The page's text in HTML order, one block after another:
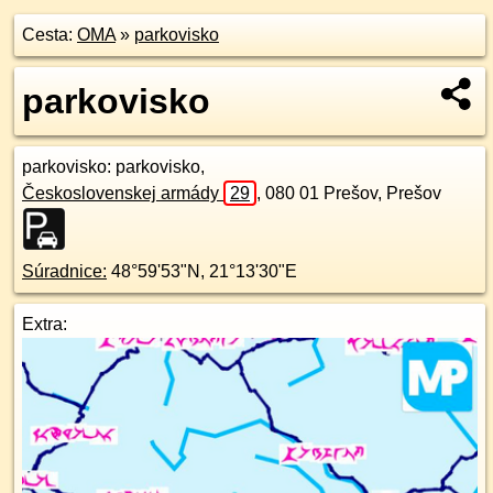
Cesta: OMA» parkovisko
parkovisko
parkovisko: parkovisko,
Československej armády
29 , 080 01 Prešov, Prešov
Súradnice: 48°59'53"N , 21°13'30"E
Extra: